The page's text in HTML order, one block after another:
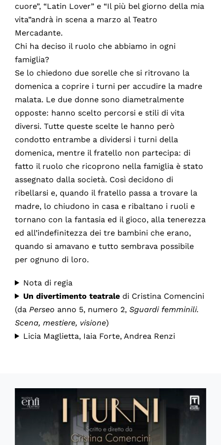
cuore”, “Latin Lover” e “Il più bel giorno della mia
vita”andrà in scena a marzo al Teatro
Mercadante.
Chi ha deciso il ruolo che abbiamo in ogni
famiglia?
Se lo chiedono due sorelle che si ritrovano la
domenica a coprire i turni per accudire la madre
malata. Le due donne sono diametralmente
opposte: hanno scelto percorsi e stili di vita
diversi. Tutte queste scelte le hanno però
condotto entrambe a dividersi i turni della
domenica, mentre il fratello non partecipa: di
fatto il ruolo che ricoprono nella famiglia è stato
assegnato dalla società. Così decidono di
ribellarsi e, quando il fratello passa a trovare la
madre, lo chiudono in casa e ribaltano i ruoli e
tornano con la fantasia ed il gioco, alla tenerezza
ed all’indefinitezza dei tre bambini che erano,
quando si amavano e tutto sembrava possibile
per ognuno di loro.
Nota di regia
Un divertimento teatrale di Cristina Comencini
(da Perseo anno 5, numero 2, Sguardi femminili.
Scena, mestiere, visione)
Licia Maglietta, Iaia Forte, Andrea Renzi